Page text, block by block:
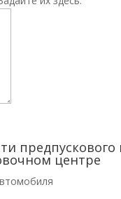
предпускового
центре